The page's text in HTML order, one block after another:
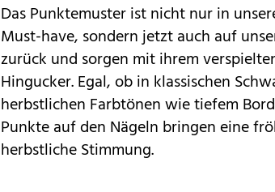
Das Punktemuster ist nicht nur in
Must-have, sondern jetzt auch auf
zurück und sorgen mit ihrem
Hingucker. Egal, ob in klassischen
herbstlichen Farbtönen wie tiefem
Punkte auf den Nägeln bringen eine
herbstliche Stimmung.